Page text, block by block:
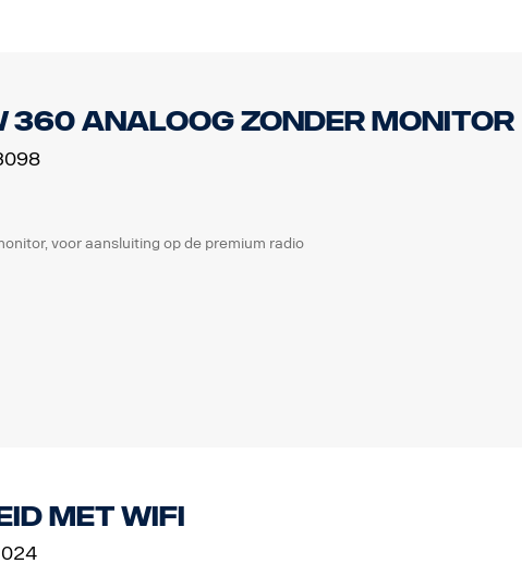
360 Analoog zonder monitor
voor aansluiting op de premium radio
met wifi